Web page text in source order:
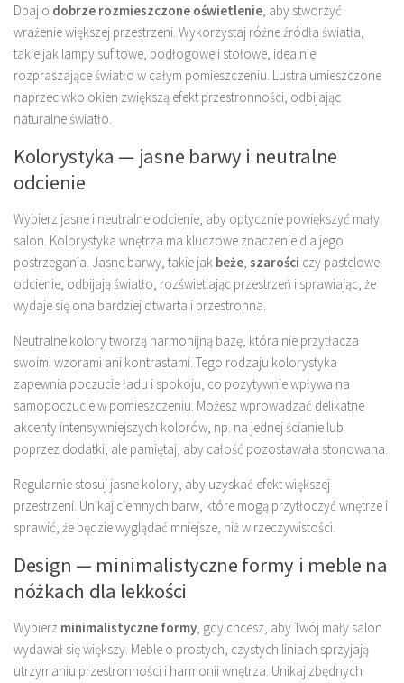
Dbaj o dobrze rozmieszczone oświetlenie , aby stworzyć
wrażenie większej przestrzeni. Wykorzystaj różne źródła światła,
takie jak lampy sufitowe, podłogowe i stołowe, idealnie
rozpraszające światło w całym pomieszczeniu. Lustra umieszczone
naprzeciwko okien zwiększą efekt przestronności, odbijając
naturalne światło.
Kolorystyka — jasne barwy i neutralne
odcienie
Wybierz jasne i neutralne odcienie, aby optycznie powiększyć mały
salon. Kolorystyka wnętrza ma kluczowe znaczenie dla jego
postrzegania. Jasne barwy, takie jak beże szarości czy pastelowe
odcienie, odbijają światło, rozświetlając przestrzeń i sprawiając, że
wydaje się ona bardziej otwarta i przestronna.
Neutralne kolory tworzą harmonijną bazę, która nie przytłacza
swoimi wzorami ani kontrastami. Tego rodzaju kolorystyka
zapewnia poczucie ładu i spokoju, co pozytywnie wpływa na
samopoczucie w pomieszczeniu. Możesz wprowadzać delikatne
akcenty intensywniejszych kolorów, np. na jednej ścianie lub
poprzez dodatki, ale pamiętaj, aby całość pozostawała stonowana.
Regularnie stosuj jasne kolory, aby uzyskać efekt większej
przestrzeni. Unikaj ciemnych barw, które mogą przytłoczyć wnętrze i
sprawić, że będzie wyglądać mniejsze, niż w rzeczywistości.
Design — minimalistyczne formy i meble na
nóżkach dla lekkości
Wybierz minimalistyczne formy , gdy chcesz, aby Twój mały salon
wydawał się większy. Meble o prostych, czystych liniach sprzyjają
utrzymaniu przestronności i harmonii wnętrza. Unikaj zbędnych